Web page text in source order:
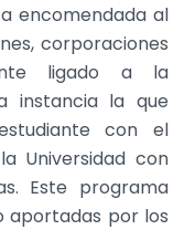
encomendada al
corporaciones
ligado a la
instancia la que
con el
Universidad con
Este programa
aportadas por los